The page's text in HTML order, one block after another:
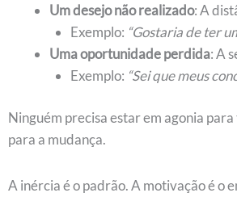
Um desejo não realizado: A
Exemplo: “Gostaria de ter
Uma oportunidade perdida: A
Exemplo: “Sei que meus
Ninguém precisa estar em agonia
para a mudança.
A inércia é o padrão. A motivação é o